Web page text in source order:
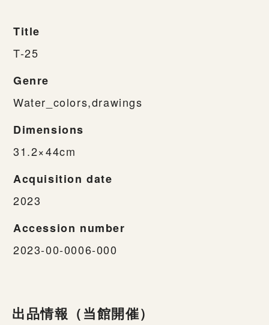
Title
T-25
Genre
Water_colors,drawings
Dimensions
31.2×44cm
Acquisition date
2023
Accession number
2023-00-0006-000
出品情報（当館開催）